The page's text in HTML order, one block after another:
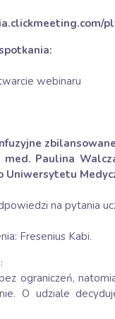
webinaru
Paulina
Uniwersytetu
na pytania
Fresenius Kabi.
ograniczeń,
O udziale